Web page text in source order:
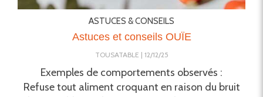
ASTUCES & CONSEILS
Astuces et conseils OUÏE
TOUSATABLE 12/12/25
Exemples de comportements observés :
Refuse tout aliment croquant en raison du bruit